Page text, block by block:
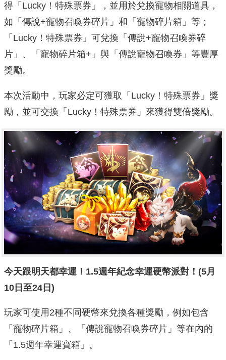
得「Lucky！特殊票券」， 並用於兌換寵物相關道具，
如「傳說+寵物召喚券碎片」和「 寵物碎片箱」等；
「Lucky！特殊票券」可兌換「傳說+寵物召喚券碎
片」、「 寵物碎片箱+」與「傳說寵物召喚券」等豐厚
獎勵。
本次活動中，玩家必定可獲取「Lucky！特殊票券」獎
勵， 並可交換「Lucky！特殊票券」來獲得雙倍獎勵。
今天跟明天都幸運！ 1.5週年紀念幸運硬幣派對！ (5月
10 日至24 日 )
玩家可使用2種不同硬幣來兌換各種獎勵，例如包含
「寵物碎片箱」 、「傳說寵物召喚券碎片」等在內的
「1.5週年幸運寶箱」。